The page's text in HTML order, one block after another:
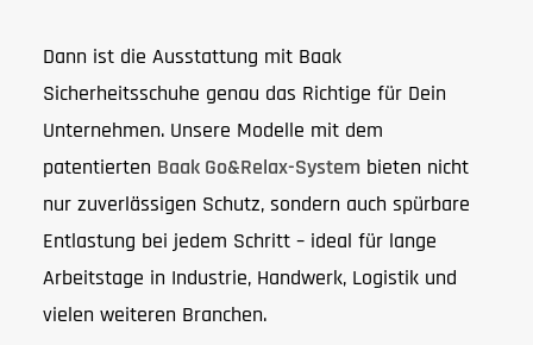
Dann ist die Ausstattung mit Baak
Sicherheitsschuhe genau das Richtige für Dein
Unternehmen. Unsere Modelle mit dem
patentierten Baak Go&Relax-System bieten nicht
nur zuverlässigen Schutz, sondern auch spürbare
Entlastung bei jedem Schritt – ideal für lange
Arbeitstage in Industrie, Handwerk, Logistik und
vielen weiteren Branchen.